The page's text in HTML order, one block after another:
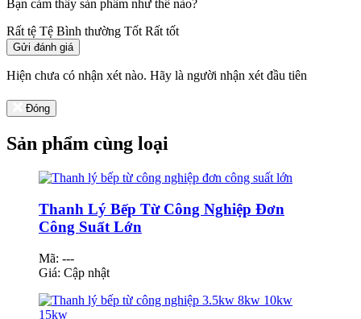
Bạn cảm thấy sản phẩm như thế nào?
Rất tệ Tệ Bình thường Tốt Rất tốt
Gửi đánh giá
Hiện chưa có nhận xét nào. Hãy là người nhận xét đầu tiên
Đóng
Sản phẩm cùng loại
Thanh Lý Bếp Từ Công Nghiệp Đơn
Công Suất Lớn
Mã: ---
Giá: Cập nhật